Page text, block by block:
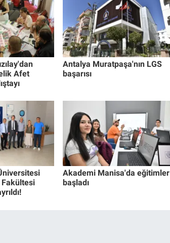
Afet
Antalya Muratpaşa'nın LGS
başarısı
Akademi Manisa'da eğitimler
başladı